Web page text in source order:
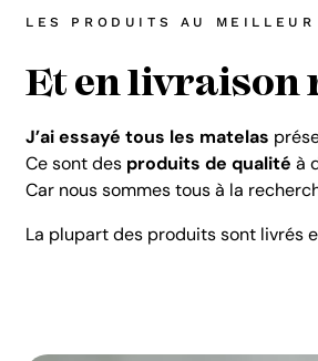
LES PRODUITS AU
Et en livraison
J’ai essayé tous les matelas
Ce sont des produits de qualité à
Car nous sommes tous à la
La plupart des produits sont livrés